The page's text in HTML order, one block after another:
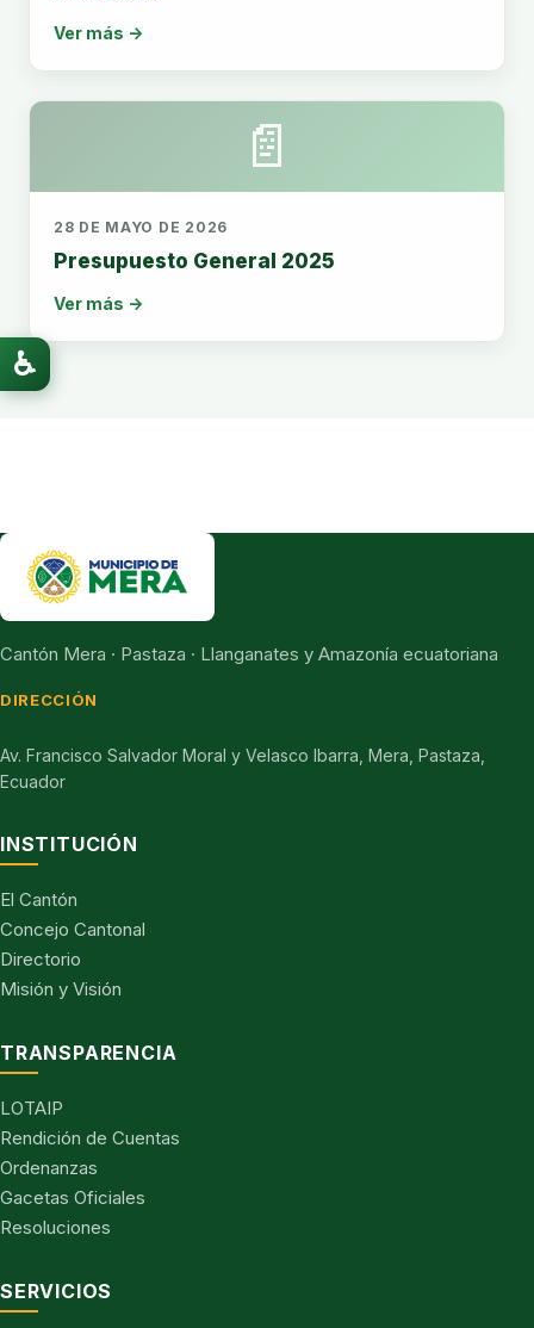
Ver más →
📄
28 DE MAYO DE 2026
Presupuesto General 2025
Ver más →
Cantón Mera · Pastaza · Llanganates y Amazonía ecuatoriana
DIRECCIÓN
Av. Francisco Salvador Moral y Velasco Ibarra, Mera, Pastaza,
Ecuador
INSTITUCIÓN
El Cantón
Concejo Cantonal
Directorio
Misión y Visión
TRANSPARENCIA
LOTAIP
Rendición de Cuentas
Ordenanzas
Gacetas Oficiales
Resoluciones
SERVICIOS
♿